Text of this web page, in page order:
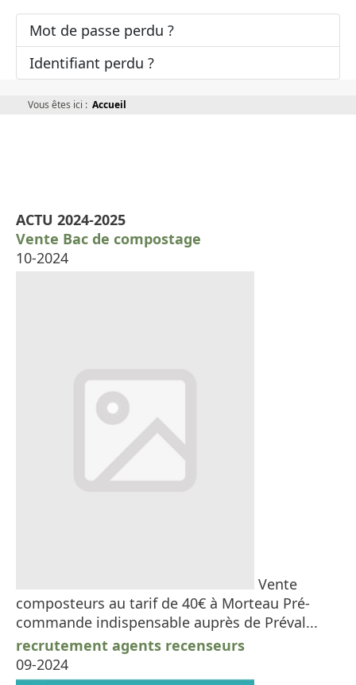
Mot de passe perdu ?
Identifiant perdu ?
Vous êtes ici : Accueil
ACTU 2024-2025
Vente Bac de compostage
10-2024
Vente
composteurs au tarif de 40€ à Morteau Pré-
commande indispensable auprès de Préval...
recrutement agents recenseurs
09-2024